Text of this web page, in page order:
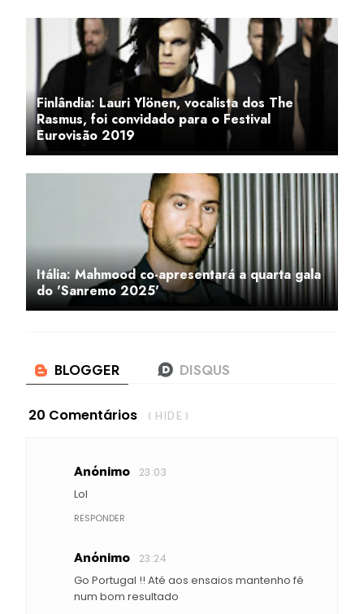
Finlândia: Lauri Ylönen, vocalista dos The
Rasmus, foi convidado para o Festival
Eurovisão 2019
Itália: Mahmood co-apresentará a quarta gala
do 'Sanremo 2025'
20 Comentários ( HIDE )
Anónimo 23:03
Lol
RESPONDER
Anónimo 23:24
Go Portugal !! Até aos ensaios mantenho fé
num bom resultado